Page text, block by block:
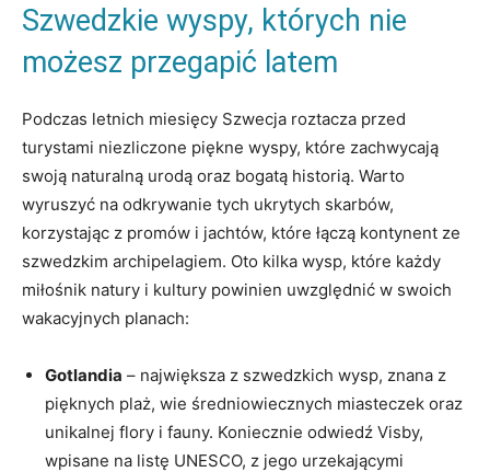
Szwedzkie wyspy, których nie
możesz przegapić latem
Podczas letnich miesięcy Szwecja roztacza przed
turystami niezliczone piękne wyspy, które zachwycają
swoją naturalną urodą oraz bogatą historią. Warto
wyruszyć na odkrywanie tych ukrytych skarbów,
korzystając z promów i jachtów, które łączą kontynent ze
szwedzkim archipelagiem. Oto kilka wysp, które każdy
miłośnik natury i kultury powinien uwzględnić w swoich
wakacyjnych planach:
Gotlandia – największa z szwedzkich wysp, znana z
pięknych plaż, wie średniowiecznych miasteczek oraz
unikalnej flory i fauny. Koniecznie odwiedź Visby,
wpisane na listę UNESCO, z jego urzekającymi